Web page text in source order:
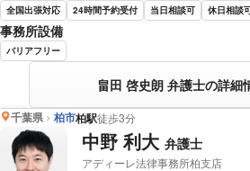
全国出張対応 24時間予約受付 当日相談可 休日相談
事務所設備
バリアフリー
畠田 啓史朗 弁護士の詳細
千葉県 柏市柏駅徒歩3分
中野 利大 弁護士
アディーレ法律事務所柏支店